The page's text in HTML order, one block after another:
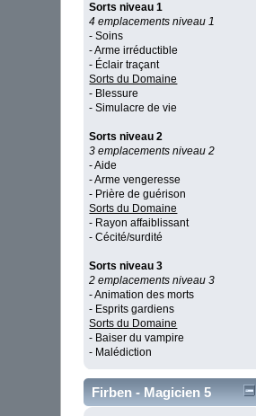
Sorts niveau 1
4 emplacements niveau 1
- Soins
- Arme irréductible
- Éclair traçant
Sorts du Domaine
- Blessure
- Simulacre de vie
Sorts niveau 2
3 emplacements niveau 2
- Aide
- Arme vengeresse
- Prière de guérison
Sorts du Domaine
- Rayon affaiblissant
- Cécité/surdité
Sorts niveau 3
2 emplacements niveau 3
- Animation des morts
- Esprits gardiens
Sorts du Domaine
- Baiser du vampire
- Malédiction
Firben - Magicien 5